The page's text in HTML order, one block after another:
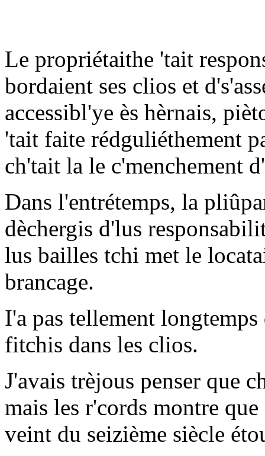
Le propriétaithe 'tait
bordaient ses clios et
accessibl'ye ès hèrnais,
'tait faite rédguliéthement
ch'tait la le c'menchement
Dans l'entrétemps, la
dèchergis d'lus
lus bailles tchi met le
brancage.
I'a pas tellement
fitchis dans les clios.
J'avais trèjous penser que
mais les r'cords montre
veint du seizième siècle